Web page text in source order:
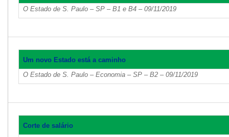
O Estado de S. Paulo – SP – B1 e B4 – 09/11/2019
Um novo Estado está a caminho
O Estado de S. Paulo – Economia – SP – B2 – 09/11/2019
Corte de salário